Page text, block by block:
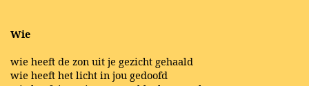
Wie
wie heeft de zon uit je gezicht gehaald
wie heeft het licht in jou gedoofd